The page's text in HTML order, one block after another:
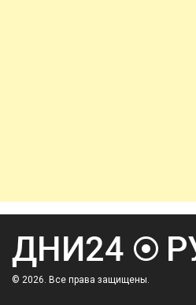
© 2026. Все права защищены.